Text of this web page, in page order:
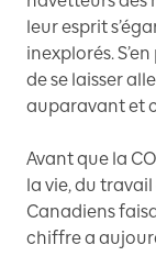
leur esprit
inexplorés.
de se laisser
auparavant et
Avant que la
la vie, du
Canadiens
chiffre a